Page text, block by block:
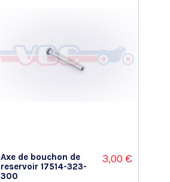
Axe de bouchon de
reservoir 17514-323-
300
3,00 €